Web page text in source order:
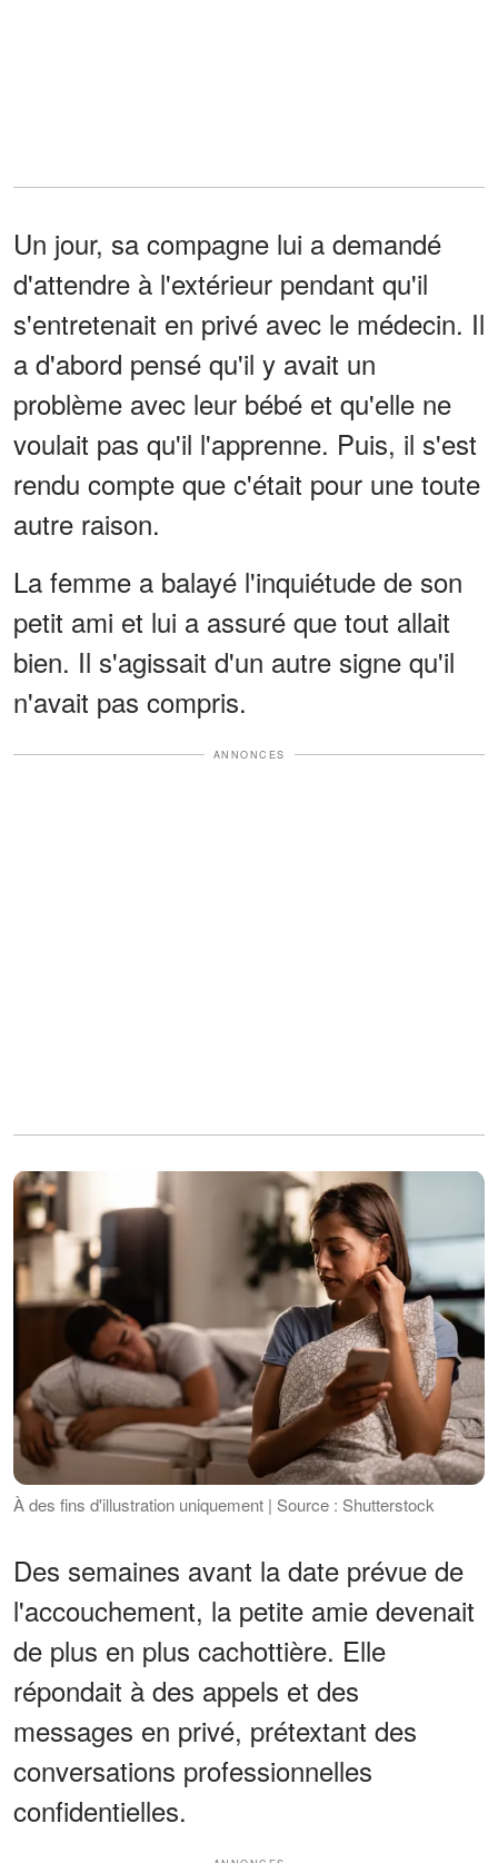
Un jour, sa compagne lui a demandé
d'attendre à l'extérieur pendant qu'il
s'entretenait en privé avec le médecin. Il
a d'abord pensé qu'il y avait un
problème avec leur bébé et qu'elle ne
voulait pas qu'il l'apprenne. Puis, il s'est
rendu compte que c'était pour une toute
autre raison.
La femme a balayé l'inquiétude de son
petit ami et lui a assuré que tout allait
bien. Il s'agissait d'un autre signe qu'il
n'avait pas compris.
ANNONCES
À des fins d'illustration uniquement | Source : Shutterstock
Des semaines avant la date prévue de
l'accouchement, la petite amie devenait
de plus en plus cachottière. Elle
répondait à des appels et des
messages en privé, prétextant des
conversations professionnelles
confidentielles.